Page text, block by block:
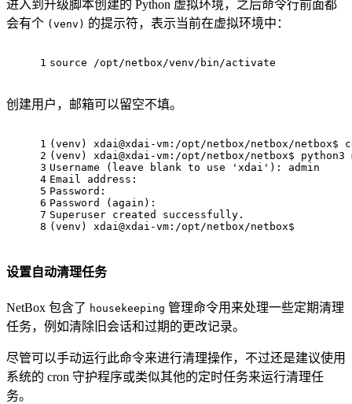
进入到升级脚本创建的 Python 虚拟环境，之后命令行前面都
会有个 (venv) 的提示符，表示当前在虚拟环境中：
1 source /opt/netbox/venv/bin/activate
创建用户，邮箱可以留空不填。
1
2
3
4
5
6
7
8
(venv) xdai@xdai-vm:/opt/netbox/netbox/netbox$
(venv) xdai@xdai-vm:/opt/netbox/netbox$ python3
Username (leave blank to use 'xdai'): admin
Email address:
Password:
Password (again):
Superuser created successfully.
(venv) xdai@xdai-vm:/opt/netbox/netbox$
设置自动清理任务
NetBox 包含了 housekeeping 管理命令用来处理一些定期清理
任务，例如清除旧会话和过期的更改记录。
尽管可以手动运行此命令来进行清理操作，不过还是建议使用
系统的 cron 守护程序或类似其他的定时任务来运行清理任
务。